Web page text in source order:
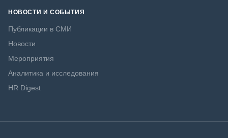
НОВОСТИ И СОБЫТИЯ
Публикации в СМИ
Новости
Мероприятия
Аналитика и исследования
HR Digest